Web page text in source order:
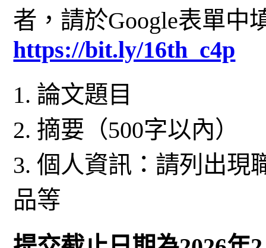
者，請於Google表單中
https://bit.ly/16th_c4p
1. 論文題目
2. 摘要（500字以內）
3. 個人資訊：請列出現
品等